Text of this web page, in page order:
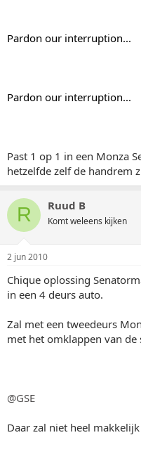
Pardon our interruption...
Pardon our interruption...
Past 1 op 1 in een Monza
hetzelfde zelf de handrem
R Ruud B
Komt weleens kijken
2 jun 2010
Chique oplossing
in een 4 deurs auto.
Zal met een tweedeurs
met het omklappen van de
@GSE
Daar zal niet heel